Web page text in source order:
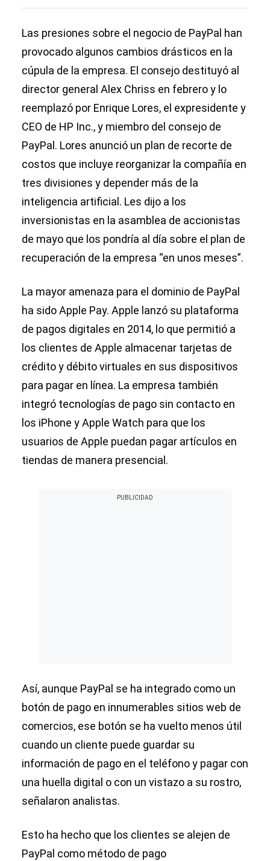
Las presiones sobre el negocio de PayPal han
provocado algunos cambios drásticos en la
cúpula de la empresa. El consejo destituyó al
director general Alex Chriss en febrero y lo
reemplazó por Enrique Lores, el expresidente y
CEO de HP Inc., y miembro del consejo de
PayPal. Lores anunció un plan de recorte de
costos que incluye reorganizar la compañía en
tres divisiones y depender más de la
inteligencia artificial. Les dijo a los
inversionistas en la asamblea de accionistas
de mayo que los pondría al día sobre el plan de
recuperación de la empresa “en unos meses”.
La mayor amenaza para el dominio de PayPal
ha sido Apple Pay. Apple lanzó su plataforma
de pagos digitales en 2014, lo que permitió a
los clientes de Apple almacenar tarjetas de
crédito y débito virtuales en sus dispositivos
para pagar en línea. La empresa también
integró tecnologías de pago sin contacto en
los iPhone y Apple Watch para que los
usuarios de Apple puedan pagar artículos en
tiendas de manera presencial.
Así, aunque PayPal se ha integrado como un
botón de pago en innumerables sitios web de
comercios, ese botón se ha vuelto menos útil
cuando un cliente puede guardar su
información de pago en el teléfono y pagar con
una huella digital o con un vistazo a su rostro,
señalaron analistas.
Esto ha hecho que los clientes se alejen de
PayPal como método de pago